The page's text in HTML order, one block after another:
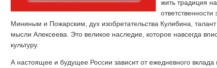
жить традиция
Мининым и Пожарским, дух изобретательства Кулибина,
мысли Алексеева. Это великое наследие, которое навсегда
культуру.
А настоящее и будущее России зависит от ежедневного